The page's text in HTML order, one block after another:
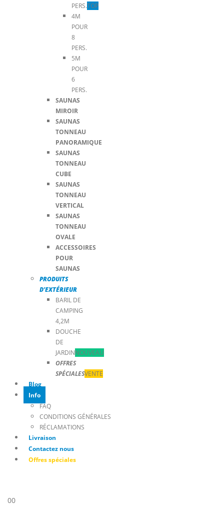
PERS.TOP
4M
POUR
8
PERS.
5M
POUR
6
PERS.
SAUNAS
MIROIR
SAUNAS
TONNEAU
PANORAMIQUE
SAUNAS
TONNEAU
CUBE
SAUNAS
TONNEAU
VERTICAL
SAUNAS
TONNEAU
OVALE
ACCESSOIRES
POUR
SAUNAS
PRODUITS
D’EXTÉRIEUR
BARIL DE
CAMPING
4,2M
DOUCHE
DE
JARDINNOUVEAU
OFFRES
SPÉCIALESVENTE
Blog
Info
FAQ
CONDITIONS GÉNÉRALES
RÉCLAMATIONS
Livraison
Contactez nous
Offres spéciales
00